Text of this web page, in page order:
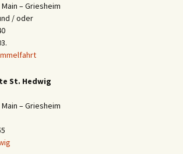
– Griesheim
/ oder
St. Hedwig
– Griesheim